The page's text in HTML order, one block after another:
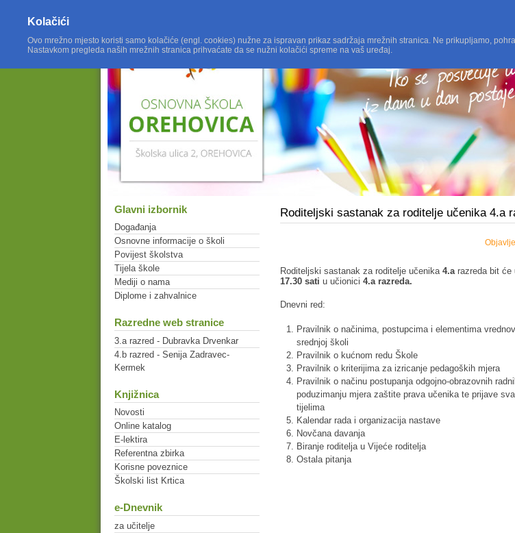
Glavni izbornik
Događanja
Osnovne informacije o školi
Povijest školstva
Tijela škole
Mediji o nama
Diplome i zahvalnice
Razredne web stranice
3.a razred - Dubravka Drvenkar
4.b razred - Senija Zadravec-
Kermek
Knjižnica
Novosti
Online katalog
E-lektira
Referentna zbirka
Korisne poveznice
Školski list Krtica
e-Dnevnik
za učitelje
Roditeljski sastanak za roditelje učenika 4.a
Roditeljski sastanak za roditelje učenika 4.a razreda bit će
17.30 sati u učionici4.a razreda.
Dnevni red:
Pravilnik o načinima, postupcima i elementima
srednjoj školi
Pravilnik o kućnom redu Škole
Pravilnik o kriterijima za izricanje pedagoških mjera
Pravilnik o načinu postupanja odgojno-obrazovnih
poduzimanju mjera zaštite prava učenika te prijave
tijelima
Kalendar rada i organizacija nastave
Novčana davanja
Biranje roditelja u Vijeće roditelja
Ostala pitanja
Kolačići
Ovo mrežno mjesto koristi samo kolačiće (engl. cookies) nužne za ispravan prikaz sadržaja mrežnih stranica. Ne prikupljamo,
Nastavkom pregleda naših mrežnih stranica prihvaćate da se nužni kolačići spreme na vaš uređaj.